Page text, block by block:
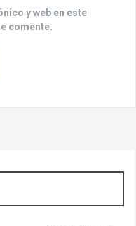
y web en este
comente.